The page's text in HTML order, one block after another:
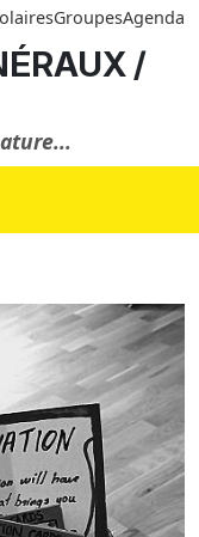
GroupesAgenda
/